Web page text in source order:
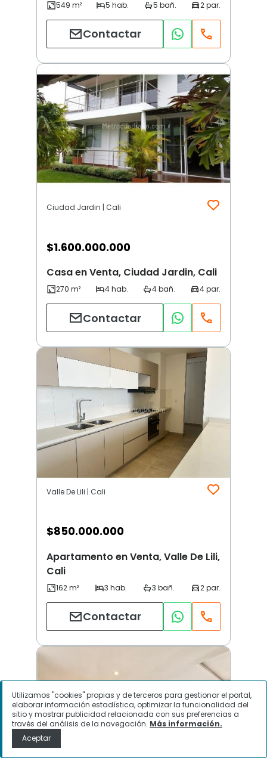
Contactar
Ciudad Jardin | Cali
$1.600.000.000
Casa en Venta, Ciudad Jardin, Cali
Contactar
Valle De Lili | Cali
$850.000.000
Apartamento en Venta, Valle De Lili,
Cali
Contactar
Utilizamos "cookies" propias y de terceros para gestionar el portal,
elaborar información estadística, optimizar la funcionalidad del
sitio y mostrar publicidad relacionada con sus preferencias a
través del análisis de la navegación. Más información.
Aceptar